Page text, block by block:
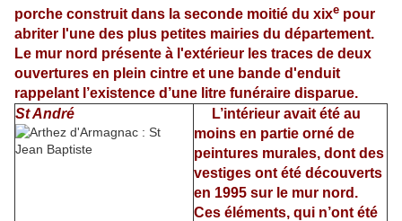
porche construit dans la seconde moitié du xixe pour
abriter l'une des plus petites mairies du département.
Le mur nord présente à l'extérieur les traces de deux
ouvertures en plein cintre et une bande d'enduit
rappelant l’existence d’une litre funéraire disparue.
St André
L’intérieur avait été au
moins en partie orné de
peintures murales, dont des
vestiges ont été découverts
en 1995 sur le mur nord.
Ces éléments, qui n’ont été